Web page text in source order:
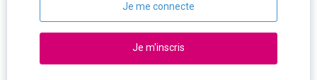
Je me connecte
Je m'inscris